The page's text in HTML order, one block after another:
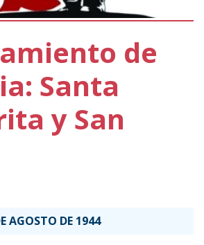
de
Santa
y San
AGOSTO DE 1944